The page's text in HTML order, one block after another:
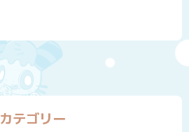
カテゴリー